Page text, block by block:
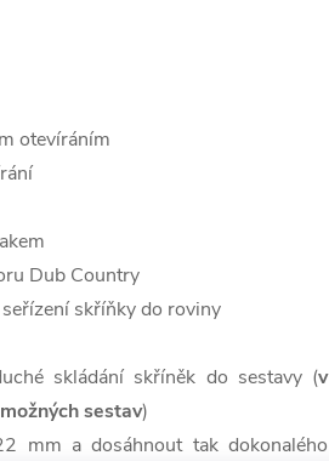
otevíráním
Dub Country
skříňky do roviny
skládání skříněk do sestavy (v
sestav)
mm a dosáhnout tak dokonalého